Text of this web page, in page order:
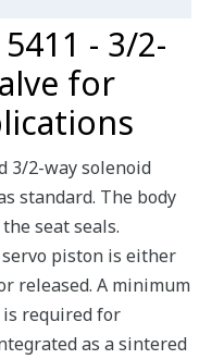
- 3/2-
for
3/2-way solenoid
standard. The body
seat seals.
piston is either
released. A minimum
required for
as a sintered